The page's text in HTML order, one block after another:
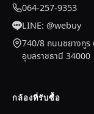
064-257-9353
LINE: @webuy
740/8 ถนนชยางกูร
อุบลราชธานี 34000
กล้องที่รับซื้อ